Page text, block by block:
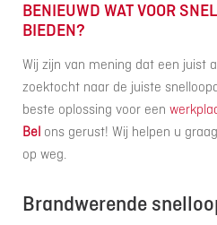
BENIEUWD WAT VOOR
BIEDEN?
Wij zijn van mening dat een juist
zoektocht naar de juiste
beste oplossing voor een
Bel ons gerust! Wij helpen u
op weg.
Brandwerende